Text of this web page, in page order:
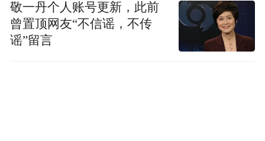
敬一丹个人账号更新，此前
曾置顶网友“不信谣，不传
谣”留言